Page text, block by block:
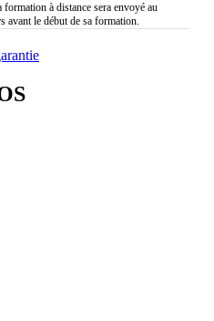
à distance sera envoyé au
avant le début de sa formation.